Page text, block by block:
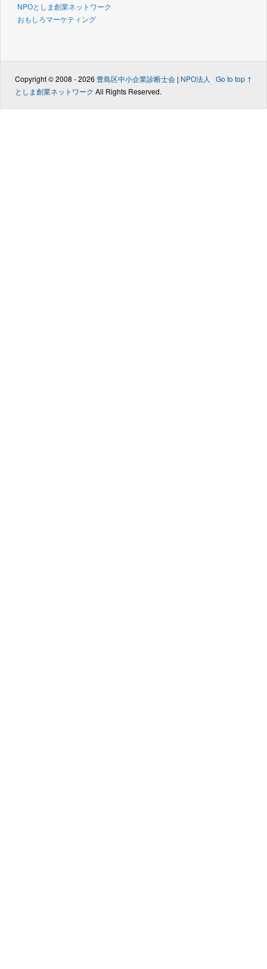
NPOとしま創業ネットワーク
おもしろマーケティング
Go to top ↑
Copyright © 2008 - 2026 豊島区中小企業診断士会 | NPO法人
としま創業ネットワーク All Rights Reserved.